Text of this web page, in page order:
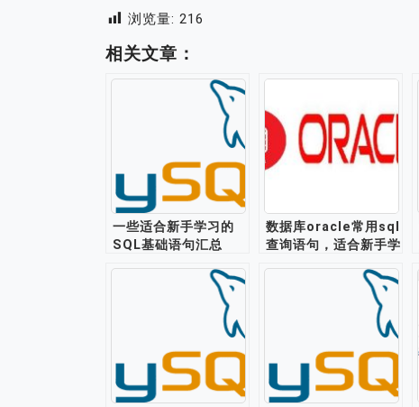
浏览量: 216
相关文章：
一些适合新手学习的
SQL基础语句汇总
数据库oracle常用sql
查询语句，适合新手学